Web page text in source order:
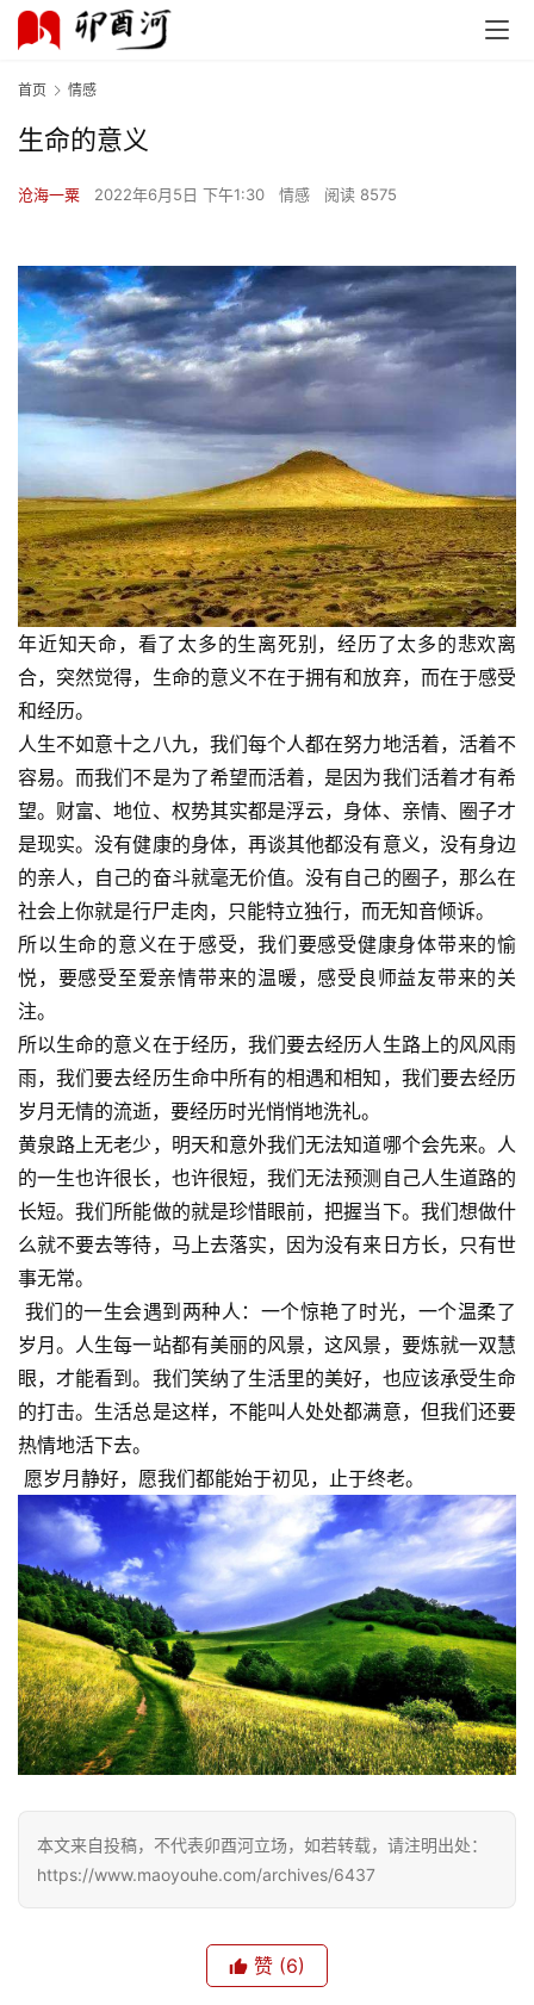
首
页
文
生
活
情
感
首页 情感
生命的意义
沧海一粟 2022年6月5日 下午1:30 情感 阅读 8575
年近知天命，看了太多的生离死别，经历了太多的悲欢离
合，突然觉得，生命的意义不在于拥有和放弃，而在于感受
和经历。
人生不如意十之八九，我们每个人都在努力地活着，活着不
容易。而我们不是为了希望而活着，是因为我们活着才有希
望。财富、地位、权势其实都是浮云，身体、亲情、圈子才
是现实。没有健康的身体，再谈其他都没有意义，没有身边
的亲人，自己的奋斗就毫无价值。没有自己的圈子，那么在
社会上你就是行尸走肉，只能特立独行，而无知音倾诉。
所以生命的意义在于感受，我们要感受健康身体带来的愉
悦，要感受至爱亲情带来的温暖，感受良师益友带来的关
注。
所以生命的意义在于经历，我们要去经历人生路上的风风雨
雨，我们要去经历生命中所有的相遇和相知，我们要去经历
岁月无情的流逝，要经历时光悄悄地洗礼。
黄泉路上无老少，明天和意外我们无法知道哪个会先来。人
的一生也许很长，也许很短，我们无法预测自己人生道路的
长短。我们所能做的就是珍惜眼前，把握当下。我们想做什
么就不要去等待，马上去落实，因为没有来日方长，只有世
事无常。
我们的一生会遇到两种人：一个惊艳了时光，一个温柔了
岁月。人生每一站都有美丽的风景，这风景，要炼就一双慧
眼，才能看到。我们笑纳了生活里的美好，也应该承受生命
的打击。生活总是这样，不能叫人处处都满意，但我们还要
热情地活下去。
愿岁月静好，愿我们都能始于初见，止于终老。
本文来自投稿，不代表卯酉河立场，如若转载，请注明出处：
https://www.maoyouhe.com/archives/6437
赞 (6)